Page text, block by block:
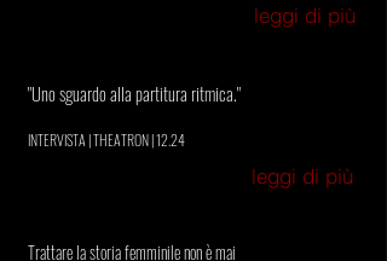
leggi di più
"Uno sguardo alla partitura ritmica."
INTERVISTA | THEATRON | 12.24
leggi di più
Trattare la storia femminile non è mai